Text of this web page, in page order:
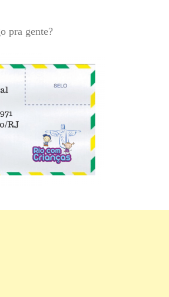
pra gente?